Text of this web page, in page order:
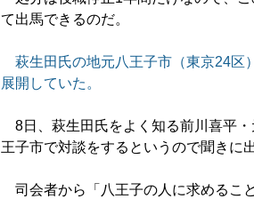
て出馬できるのだ。
萩生田氏の地元八王子市（東京24区
展開していた。
8日、萩生田氏をよく知る前川喜平
王子市で対談をするというので聞きに
司会者から「八王子の人に求めるこ